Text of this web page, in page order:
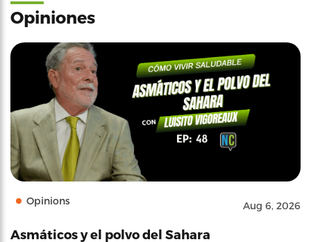
Opiniones
Opinions Aug 6, 2026
Asmáticos y el polvo del Sahara